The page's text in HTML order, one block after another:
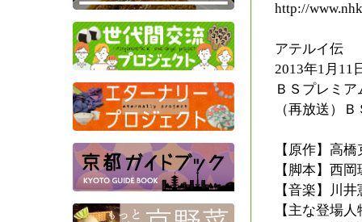
http://
アテルイ伝
2013年1月11
ＢＳプレミ
（再放送）
【原作】高
【脚本】西岡
【音楽】川井
【主な登場人